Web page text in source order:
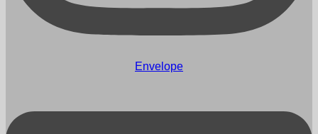
Envelope